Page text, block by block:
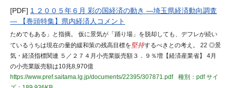
[PDF] 1 ２００５年６月 彩の国経済の動き ―埼玉県経済動向調査
― 【巻頭特集】県内経済人コメント
ためでもある」と指摘。 仮に景気が「踊り場」を脱却しても、デフレが続い
ているうちは現在の量的緩和策の残高目標を堅持するべきとの考え。 22 ◎景
気・経済指標関連 ５／２７４月小売業販売額３．９％増【経済産業省】 4月
の小売業販売額は10兆8,970億
https://www.pref.saitama.lg.jp/documents/22395/307871.pdf
種別：pdfサイ